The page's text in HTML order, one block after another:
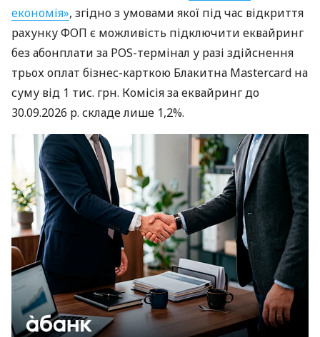
економія», згідно з умовами якої під час відкриття
рахунку ФОП є можливість підключити еквайринг
без абонплати за POS-термінал у разі здійснення
трьох оплат бізнес-карткою Блакитна Mastercard на
суму від 1 тис. грн. Комісія за еквайринг до
30.09.2026 р. складе лише 1,2%.